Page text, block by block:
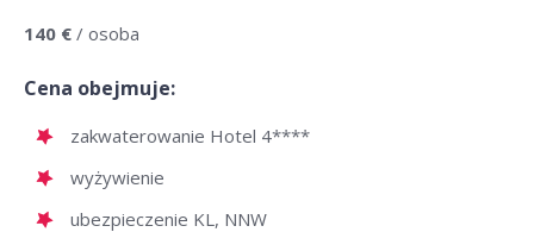
140 € / osoba
Cena obejmuje:
zakwaterowanie Hotel 4****
wyżywienie
ubezpieczenie KL, NNW